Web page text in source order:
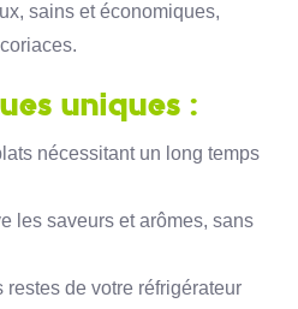
sains et économiques,
uniques :
nécessitant un long temps
les saveurs et arômes, sans
restes de votre réfrigérateur